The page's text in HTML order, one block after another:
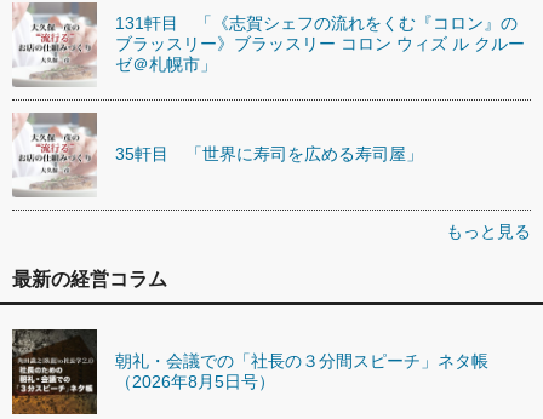
131軒目 「《志賀シェフの流れをくむ『コロン』の
ブラッスリー》ブラッスリー コロン ウィズ ル クルー
ゼ＠札幌市」
35軒目 「世界に寿司を広める寿司屋」
もっと見る
最新の経営コラム
朝礼・会議での「社長の３分間スピーチ」ネタ帳
（2026年8月5日号）